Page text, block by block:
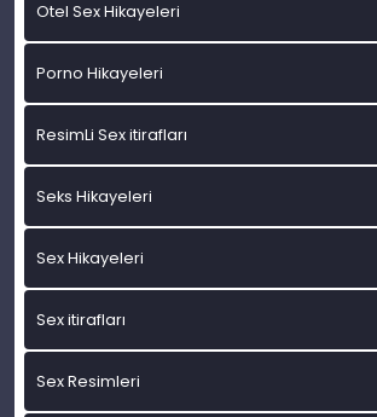
Otel Sex Hikayeleri
Porno Hikayeleri
ResimLi Sex itirafları
Seks Hikayeleri
Sex Hikayeleri
Sex itirafları
Sex Resimleri